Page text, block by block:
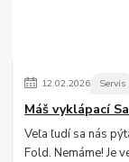
12.02.2026 Servis
Máš vyklápací
Veľa ľudí sa nás
Fold. Nemáme! Je